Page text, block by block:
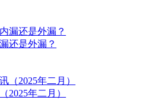
还是外漏？
2025年二月）